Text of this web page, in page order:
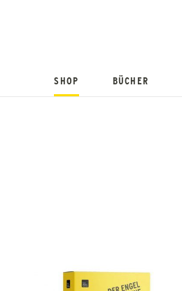
SHOP BÜCHER